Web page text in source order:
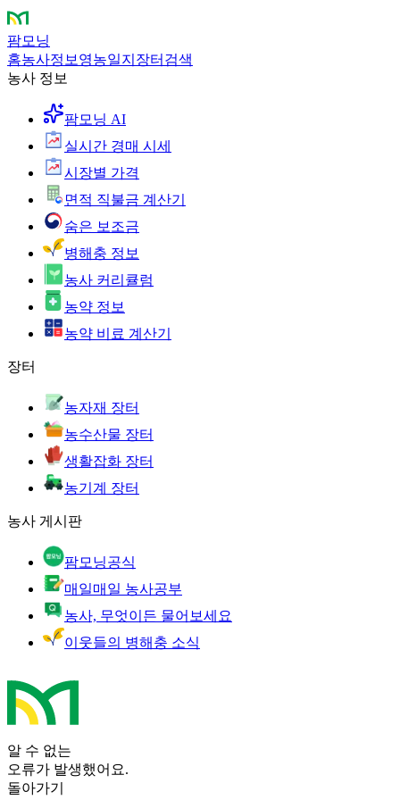
팜모닝
홈농사정보 영농일지 장터 검색
농사 정보
팜모닝 AI
실시간 경매 시세
시장별 가격
면적 직불금 계산기
숨은 보조금
병해충 정보
농사 커리큘럼
농약 정보
농약 비료 계산기
장터
농자재 장터
농수산물 장터
생활잡화 장터
농기계 장터
농사 게시판
팜모닝공식
매일매일 농사공부
농사, 무엇이든 물어보세요
이웃들의 병해충 소식
알 수 없는
오류가 발생했어요.
돌아가기